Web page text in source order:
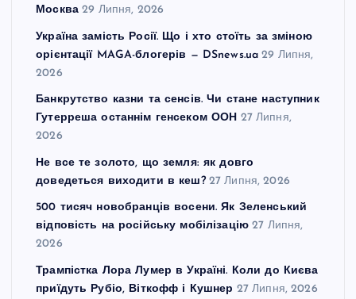
Москва 29 Липня, 2026
Україна замість Росії. Що і хто стоїть за зміною
орієнтації MAGA-блогерів — DSnews.ua 29 Липня,
2026
Банкрутство казни та сенсів. Чи стане наступник
Гутерреша останнім генсеком ООН 27 Липня,
2026
Не все те золото, що земля: як довго
доведеться виходити в кеш? 27 Липня, 2026
500 тисяч новобранців восени. Як Зеленський
відповість на російську мобілізацію 27 Липня,
2026
Трампістка Лора Лумер в Україні. Коли до Києва
приїдуть Рубіо, Віткофф і Кушнер 27 Липня, 2026